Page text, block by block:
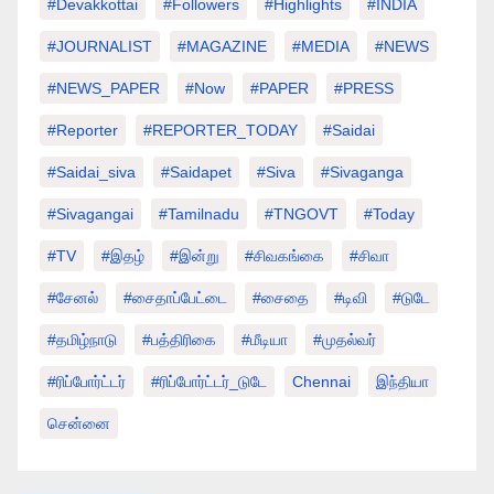
#devakkottai #followers #highlights #INDIA
#JOURNALIST #MAGAZINE #MEDIA #NEWS
#NEWS_PAPER #Now #PAPER #PRESS
#Reporter #REPORTER_TODAY #saidai
#saidai_siva #saidapet #Siva #Sivaganga
#sivagangai #tamilnadu #TNGOVT #today
#TV #இதழ் #இன்று #சிவகங்கை #சிவா
#சேனல் #சைதாப்பேட்டை #சைதை #டிவி #டுடே
#தமிழ்நாடு #பத்திரிகை #மீடியா #முதல்வர்
#ரிப்போர்ட்டர் #ரிப்போர்ட்டர்_டுடே Chennai இந்தியா
சென்னை